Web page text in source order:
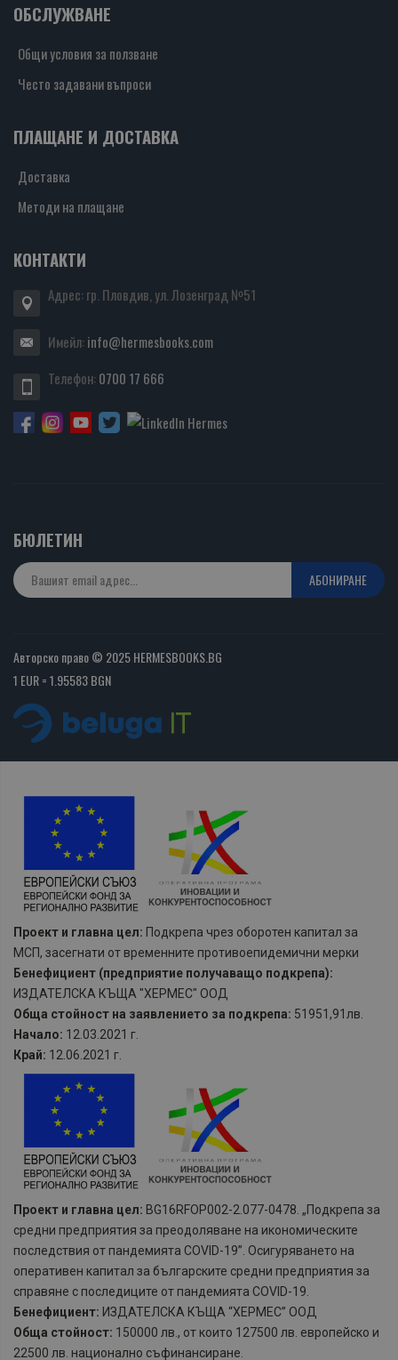
ОБСЛУЖВАНЕ
Общи условия за ползване
Често задавани въпроси
ПЛАЩАНЕ И ДОСТАВКА
Доставка
Методи на плащане
КОНТАКТИ
Адрес: гр. Пловдив, ул. Лозенград №51
Имейл:info@hermesbooks.com
Телефон:0700 17 666
БЮЛЕТИН
АБОНИРАНЕ
Авторско право © 2025 HERMESBOOKS.BG
1 EUR = 1.95583 BGN
Проект и главна цел: Подкрепа чрез оборотен капитал за
МСП, засегнати от временните противоепидемични мерки
Бенефициент (предприятие получаващо подкрепа):
ИЗДАТЕЛСКА КЪЩА "ХЕРМЕС" ООД
Обща стойност на заявлението за подкрепа: 51951,91лв.
Начало: 12.03.2021 г.
Край: 12.06.2021 г.
Проект и главна цел: BG16RFOP002-2.077-0478. „Подкрепа за
средни предприятия за преодоляване на икономическите
последствия от пандемията COVID-19”. Осигуряването на
оперативен капитал за българските средни предприятия за
справяне с последиците от пандемията COVID-19.
Бенефициент: ИЗДАТЕЛСКА КЪЩА “ХЕРМЕС” ООД
Обща стойност: 150000 лв., от които 127500 лв. европейско и
22500 лв. национално съфинансиране.